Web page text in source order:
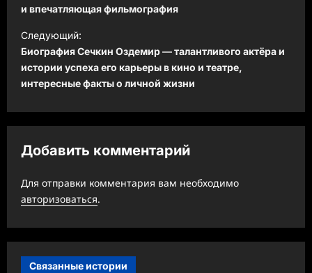
в
и
г
а
я
з
а
п
и
и впечатляющая фильмография
Следующий:
Биография Сечкин Оздемир — талантливого актёра и
истории успеха его карьеры в кино и театре,
интересные факты о личной жизни
Добавить комментарий
Для отправки комментария вам необходимо
авторизоваться.
Связанные истории